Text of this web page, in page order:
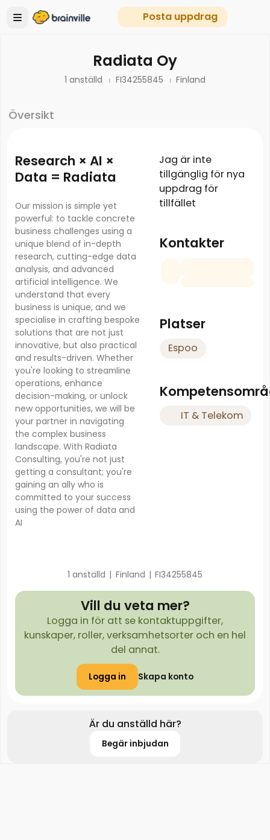
Posta uppdrag
Radiata Oy
1 anställd FI34255845 Finland
Översikt
Research × AI ×
Data = Radiata
Our mission is simple yet
powerful: to tackle concrete
business challenges using a
unique blend of in-depth
research, cutting-edge data
analysis, and advanced
artificial intelligence. We
understand that every
business is unique, and we
specialise in crafting bespoke
solutions that are not just
innovative, but also practical
and results-driven. Whether
you're looking to streamline
operations, enhance
decision-making, or unlock
new opportunities, we will be
your partner in navigating
the complex business
landscape. With Radiata
Consulting, you're not just
getting a consultant; you're
gaining an ally who is
committed to your success
using the power of data and
AI
Jag är inte
tillgänglig för nya
uppdrag för
tillfället
Kontakter
Platser
Espoo
IT & Telekom
1 anställd | Finland | FI34255845
Vill du veta mer?
Logga in för att se kontaktuppgifter,
kunskaper, roller, verksamhetsorter och en hel
del annat.
Logga in Skapa konto
Är du anställd här?
Begär inbjudan